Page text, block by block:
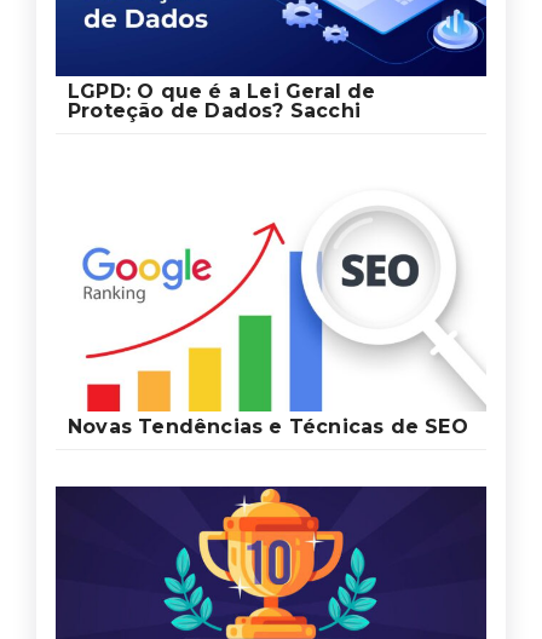
LGPD: O que é a Lei Geral de
Proteção de Dados? Sacchi
Novas Tendências e Técnicas de SEO